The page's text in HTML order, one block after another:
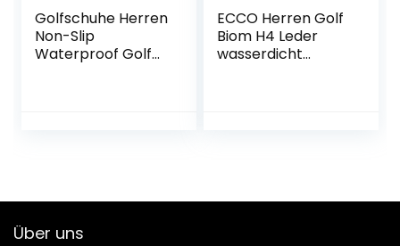
Golfschuhe Herren
Non-Slip
Waterproof Golf
ECCO Herren Golf
Biom H4 Leder
wasserdicht
Über uns